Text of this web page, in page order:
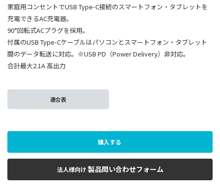
家庭用コンセントでUSB Type-C接続のスマートフォン・タブレットを
充電できるAC充電器。
90°回転式ACプラグを採用。
付属のUSB Type-Cケーブルはパソコンとスマートフォン・タブレット
間のデータ転送に対応。※USB PD（Power Delivery）非対応。
合計最大2.1A 高出力
適合表
購入する
法人様向け 製品問い合わせフォーム